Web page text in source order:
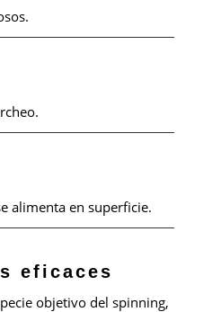
alimenta en superficie.
eficaces
objetivo del spinning,